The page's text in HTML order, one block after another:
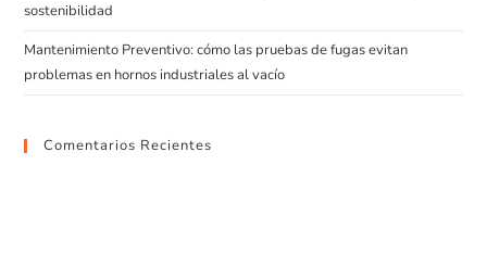
sostenibilidad
Mantenimiento Preventivo: cómo las pruebas de fugas evitan
problemas en hornos industriales al vacío
Comentarios Recientes